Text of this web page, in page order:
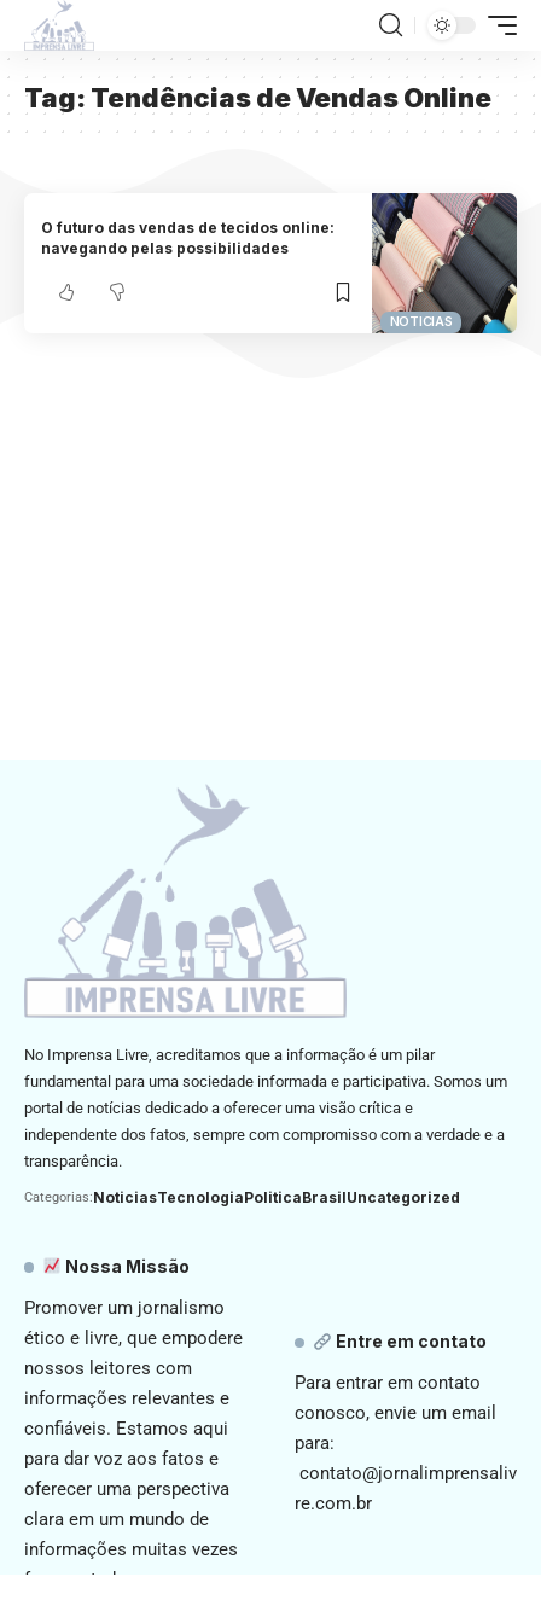
Tag: Tendências de Vendas Online
NOTICIAS
O futuro das vendas de tecidos online:
navegando pelas possibilidades
No Imprensa Livre, acreditamos que a informação é um pilar
fundamental para uma sociedade informada e participativa. Somos um
portal de notícias dedicado a oferecer uma visão crítica e
independente dos fatos, sempre com compromisso com a verdade e a
transparência.
Categorias:NoticiasTecnologiaPoliticaBrasilUncategorized
Nossa Missão
Promover um jornalismo
ético e livre, que empodere
nossos leitores com
informações relevantes e
confiáveis. Estamos aqui
para dar voz aos fatos e
oferecer uma perspectiva
clara em um mundo de
informações muitas vezes
fragmentadas.
Entre em contato
Para entrar em contato
conosco, envie um email
para:
contato@jornalimprensaliv
re.com.br